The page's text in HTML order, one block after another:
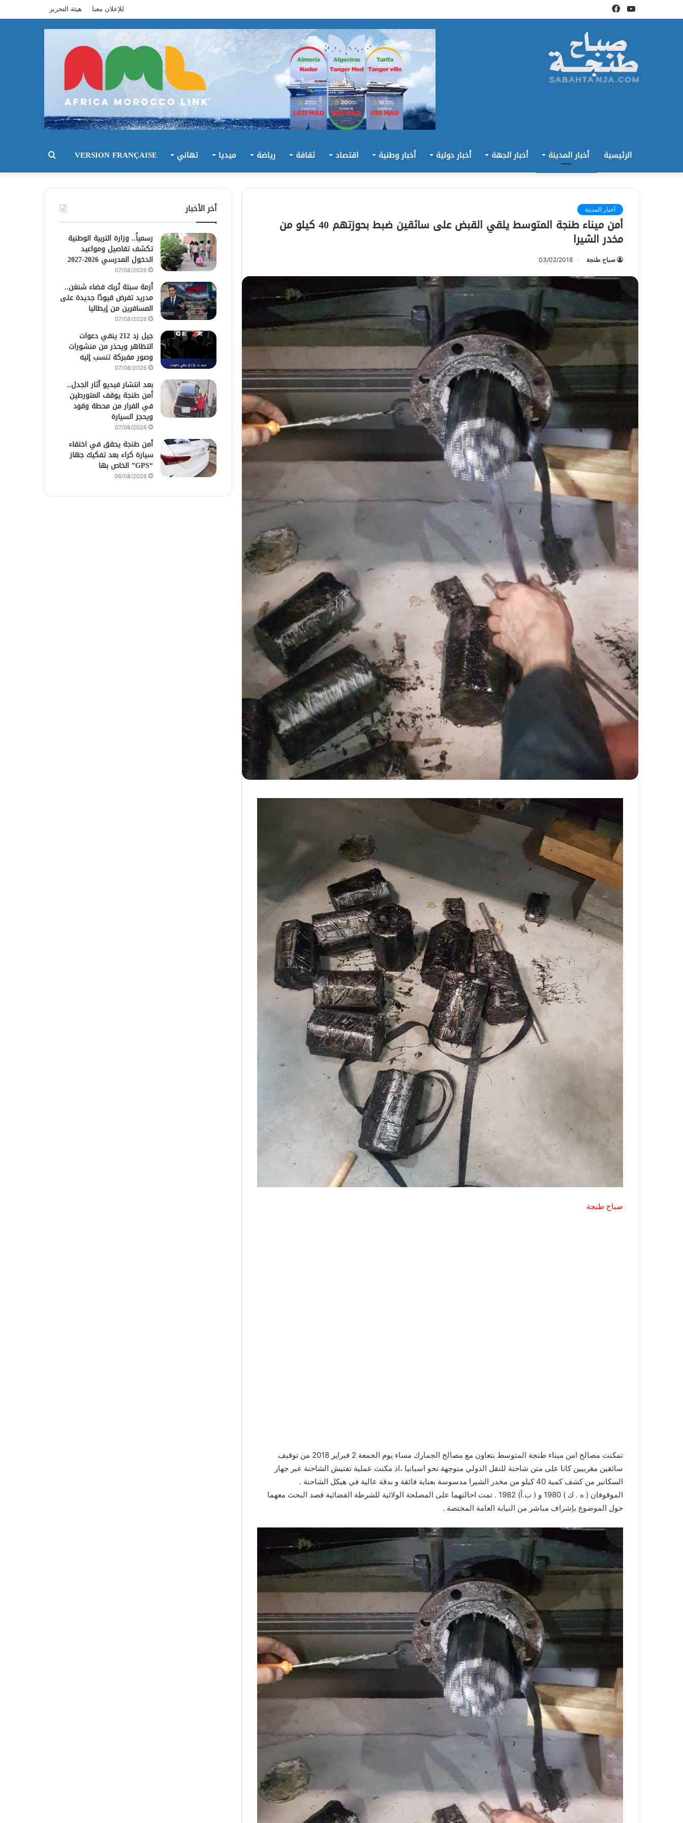
فيسبوكيوتيوب للإعلان معنا هيئة التحرير
الرئيسية أخبار المدينة أخبار الجهة أخبار دولية أخبار وطنية اقتصاد ثقافة رياضة ميديا تهاني VERSION FRANÇAISE بحث
أخبار المدينة
أمن ميناء طنجة المتوسط يلقي القبض على سائقين ضبط بحوزتهم 40 كيلو من
مخدر الشيرا
صباح طنجة 03/02/2018
صباح طنجة
تمكنت مصالح امن ميناء طنجة المتوسط بتعاون مع مصالح الجمارك مساء يوم الجمعة 2 فبراير 2018 من توقيف
سائقين مغربيين كانا على متن شاحنة للنقل الدولي متوجهة نحو اسبانيا ،اذ مكنت عملية تفتيش الشاحنة عبر جهاز
السكانير من كشف كمية 40 كيلو من مخدر الشيرا مدسوسة بعناية فائقة و بدقة عالية في هيكل الشاحنة .
الموقوفان ( ه . ك ) 1980 و ( ب.أ) 1982 . تمت احالتهما على المصلحة الولائية للشرطة القضائية قصد البحث معهما
حول الموضوع بإشراف مباشر من النيابة العامة المختصة .
أخر الأخبار
رسمياً.. وزارة التربية الوطنية
تكشف تفاصيل ومواعيد
الدخول المدرسي 2026-2027
07/08/2026
أزمة سبتة تُربك فضاء شنغن..
مدريد تفرض قيودًا جديدة على
المسافرين من إيطاليا
07/08/2026
جيل زد 212 ينفي دعوات
التظاهر ويحذر من منشورات
وصور مفبركة تنسب إليه
07/08/2026
بعد انتشار فيديو أثار الجدل..
أمن طنجة يوقف المتورطين
في الفرار من محطة وقود
ويحجز السيارة
07/08/2026
أمن طنجة يحقق في اختفاء
سيارة كراء بعد تفكيك جهاز
“GPS” الخاص بها
06/08/2026